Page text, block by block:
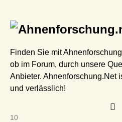
Finden Sie mit
ob im Forum, durch unsere
Anbieter. Ahnenforschung.Net
und verlässlich!
10